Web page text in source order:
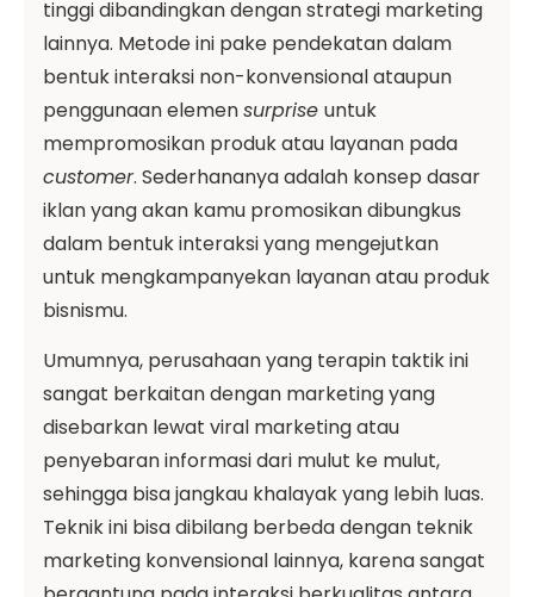
tinggi dibandingkan dengan strategi marketing
lainnya. Metode ini pake pendekatan dalam
bentuk interaksi non-konvensional ataupun
penggunaan elemensurprise untuk
mempromosikan produk atau layanan pada
customer. Sederhananya adalah konsep dasar
iklan yang akan kamu promosikan dibungkus
dalam bentuk interaksi yang mengejutkan
untuk mengkampanyekan layanan atau produk
bisnismu.
Umumnya, perusahaan yang terapin taktik ini
sangat berkaitan dengan marketing yang
disebarkan lewat viral marketing atau
penyebaran informasi dari mulut ke mulut,
sehingga bisa jangkau khalayak yang lebih luas.
Teknik ini bisa dibilang berbeda dengan teknik
marketing konvensional lainnya, karena sangat